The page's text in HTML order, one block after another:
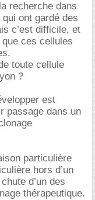
recherche dans
ont gardé des
c’est difficile, et
ces cellules
toute cellule
?
est
passage dans un
particulière
hors d’un
d’un des
thérapeutique.